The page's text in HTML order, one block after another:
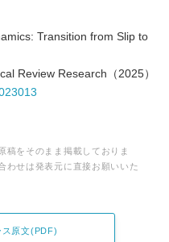
Transition from Slip to
Review Research（2025）
稿をそのまま掲載しておりま
わせは発表元に直接お願いいた
ス原文(PDF)